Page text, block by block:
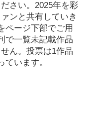
さい。2025年を彩
ンと共有していき
ページ下部でご用
で一覧未記載作品
ん。投票は1作品
います。